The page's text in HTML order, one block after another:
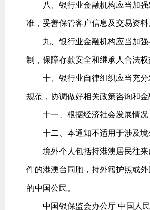
八、银行业金融机构应当加强
准，妥善保管客户信息及交易资料
九、银行业金融机构应当加强
制，保障存款安全和继承人合法权
十、银行业自律组织应当充分
规范，协调做好相关政策咨询和金
十一、根据经济社会发展情况
十二、本通知不适用于涉及境
境外个人包括持港澳居民往来
件的港澳台同胞，持外籍护照或
的中国公民。
中国银保监会办公厅 中国人民